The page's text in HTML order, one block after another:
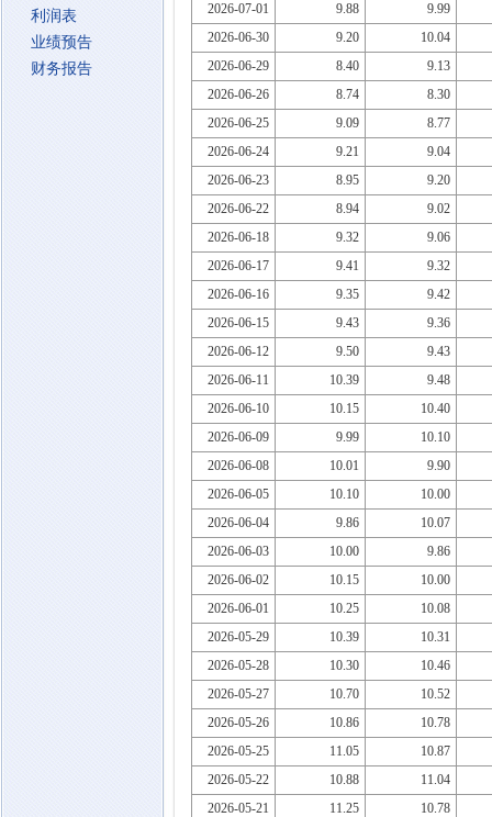
利润表
业绩预告
财务报告
2026-07-01
9.88
9.99
2026-06-30
9.20
10.04
2026-06-29
8.40
9.13
2026-06-26
8.74
8.30
2026-06-25
9.09
8.77
2026-06-24
9.21
9.04
2026-06-23
8.95
9.20
2026-06-22
8.94
9.02
2026-06-18
9.32
9.06
2026-06-17
9.41
9.32
2026-06-16
9.35
9.42
2026-06-15
9.43
9.36
2026-06-12
9.50
9.43
2026-06-11
10.39
9.48
2026-06-10
10.15
10.40
2026-06-09
9.99
10.10
2026-06-08
10.01
9.90
2026-06-05
10.10
10.00
2026-06-04
9.86
10.07
2026-06-03
10.00
9.86
2026-06-02
10.15
10.00
2026-06-01
10.25
10.08
2026-05-29
10.39
10.31
2026-05-28
10.30
10.46
2026-05-27
10.70
10.52
2026-05-26
10.86
10.78
2026-05-25
11.05
10.87
2026-05-22
10.88
11.04
2026-05-21
11.25
10.78